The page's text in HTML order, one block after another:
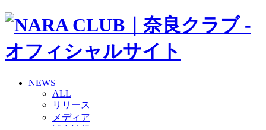
NEWS
ALL
リリース
メディア